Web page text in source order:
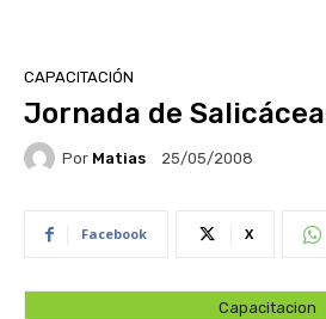
CAPACITACIÓN
Jornada de
Por Matias 25/05/2008
Facebook X
Capacitacion